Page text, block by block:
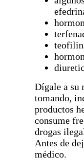
Dígale a su
tomando,
productos
consume
drogas
Antes de
médico.